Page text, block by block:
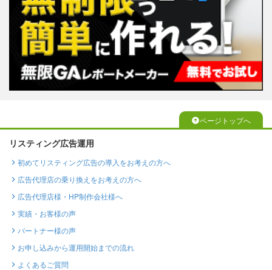
ページトップへ
リスティング広告運用
初めてリスティング広告の導入をお考えの方へ
広告代理店の乗り換えをお考えの方へ
広告代理店様・HP制作会社様へ
実績・お客様の声
パートナー様の声
お申し込みから運用開始までの流れ
よくあるご質問